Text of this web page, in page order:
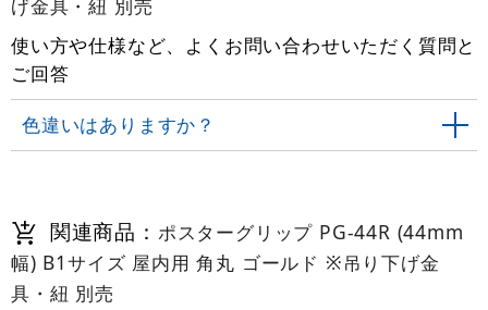
げ金具・紐 別売
使い方や仕様など、よくお問い合わせいただく質問と
ご回答
色違いはありますか？
関連商品： ポスターグリップ PG-44R (44mm
幅) B1サイズ 屋内用 角丸 ゴールド ※吊り下げ金
具・紐 別売